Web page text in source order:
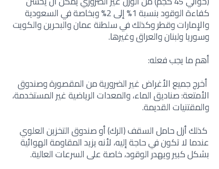
كفاءة الوقود بنسبة 1% إلى 2% وبخاصة في السعودية
والإمارات وقطر وكذلك في سلطنة عمان والبحرين والكويت
وسوريا ولبنان والعراق وغيرها.
أهم ما يجب فعله:
أخرج جميع الأغراض غير الضرورية من المقصورة وصندوق
الأمتعة: صناديق الماء، والمعدات الرياضية غير المستخدمة،
والمقتنيات القديمة.
كذلك أزل حامل السقف (الرك) أو صندوق التخزين العلوي
عندما لا تكون في حاجة إليه، لأنه يزيد المقاومة الهوائية
بشكل كبير ويهدر الوقود، خاصة على السرعات العالية.